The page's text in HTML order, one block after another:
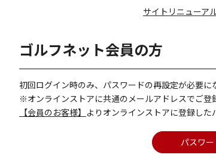
サイトリニューア
ゴルフネット会員の方
初回ログイン時のみ、パスワードの再設定が必要に
※オンラインストアに共通のメールアドレスでご登
【会員のお客様】 よりオンラインストアに登録した
パスワ